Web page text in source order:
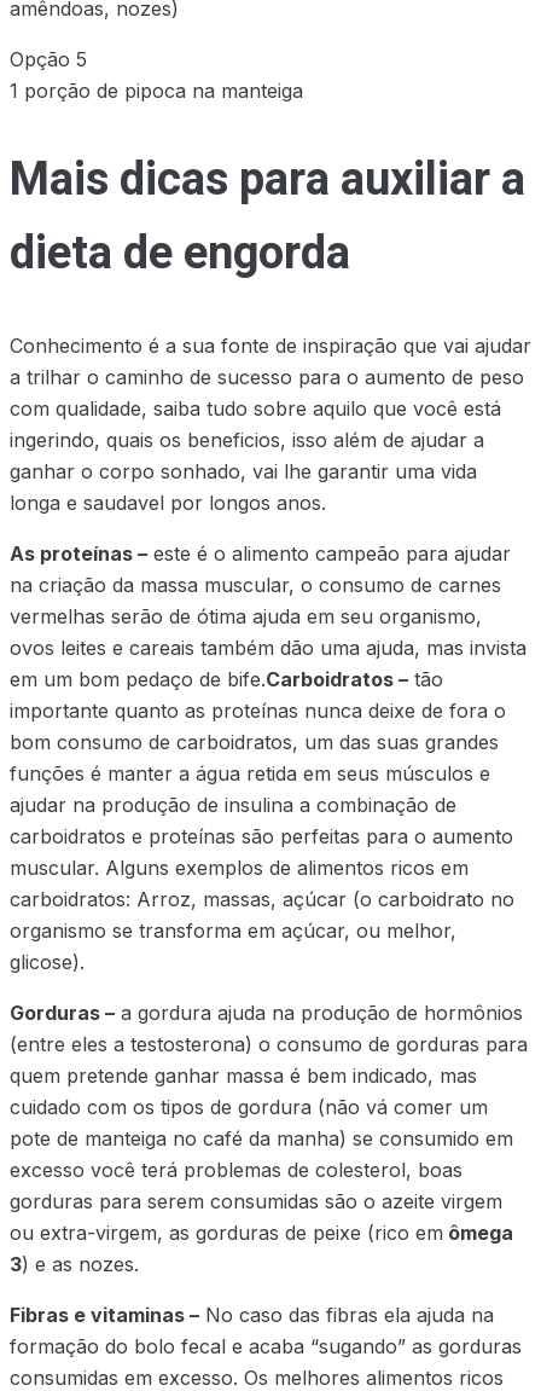
amêndoas, nozes)
Opção 5
1 porção de pipoca na manteiga
Mais dicas para auxiliar a
dieta de engorda
Conhecimento é a sua fonte de inspiração que vai ajudar
a trilhar o caminho de sucesso para o aumento de peso
com qualidade, saiba tudo sobre aquilo que você está
ingerindo, quais os beneficios, isso além de ajudar a
ganhar o corpo sonhado, vai lhe garantir uma vida
longa e saudavel por longos anos.
As proteínas – este é o alimento campeão para ajudar
na criação da massa muscular, o consumo de carnes
vermelhas serão de ótima ajuda em seu organismo,
ovos leites e careais também dão uma ajuda, mas invista
em um bom pedaço de bife.Carboidratos – tão
importante quanto as proteínas nunca deixe de fora o
bom consumo de carboidratos, um das suas grandes
funções é manter a água retida em seus músculos e
ajudar na produção de insulina a combinação de
carboidratos e proteínas são perfeitas para o aumento
muscular. Alguns exemplos de alimentos ricos em
carboidratos: Arroz, massas, açúcar (o carboidrato no
organismo se transforma em açúcar, ou melhor,
glicose).
Gorduras – a gordura ajuda na produção de hormônios
(entre eles a testosterona) o consumo de gorduras para
quem pretende ganhar massa é bem indicado, mas
cuidado com os tipos de gordura (não vá comer um
pote de manteiga no café da manha) se consumido em
excesso você terá problemas de colesterol, boas
gorduras para serem consumidas são o azeite virgem
ou extra-virgem, as gorduras de peixe (rico em ômega
3) e as nozes.
Fibras e vitaminas – No caso das fibras ela ajuda na
formação do bolo fecal e acaba “sugando” as gorduras
consumidas em excesso. Os melhores alimentos ricos